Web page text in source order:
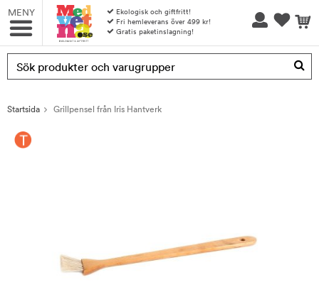
MENY
Ekologisk och giftfritt!
Fri hemleverans över 499 kr!
Gratis paketinslagning!
Produkten har blivit tillagd i varukorgen
Startsida Grillpensel från Iris Hantverk